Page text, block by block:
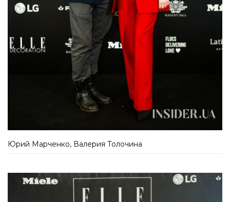
Юрий Марченко, Валерия Толочина